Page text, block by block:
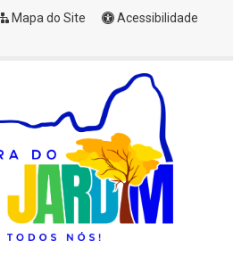
Mapa do Site
Acessibilidade